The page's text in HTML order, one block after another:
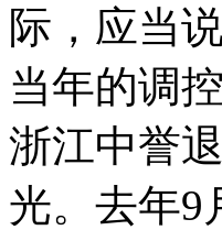
际，应当
当年的调
浙江中誉
光。去年9